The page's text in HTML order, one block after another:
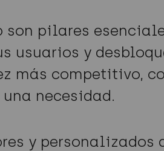
son pilares
usuarios y
más competitivo,
necesidad.
y personalizados